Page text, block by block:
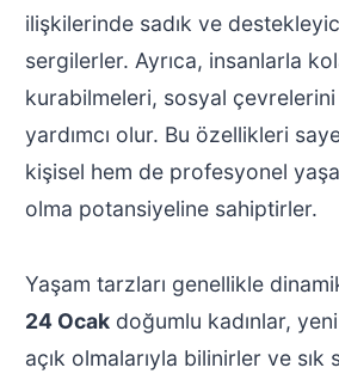
ilişkilerinde sadık ve
sergilerler. Ayrıca, insanlarla
kurabilmeleri, sosyal
yardımcı olur. Bu özellikleri
kişisel hem de profesyonel
olma potansiyeline sahiptirler.
Yaşam tarzları genellikle
24 Ocakdoğumlu kadınlar,
açık olmalarıyla bilinirler ve sık